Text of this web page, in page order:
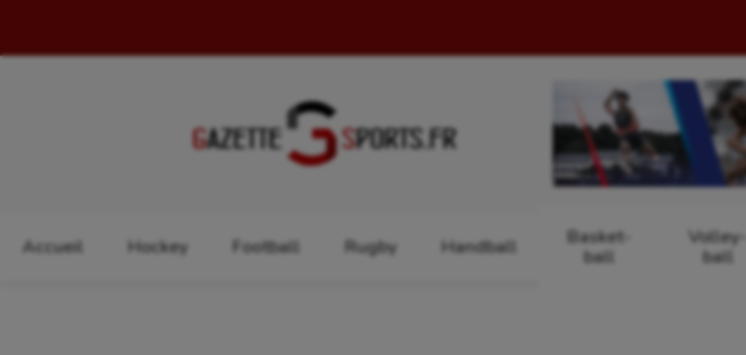
Accueil Hockey Football Rugby Handball
Basket-
ball
Volley-
ball